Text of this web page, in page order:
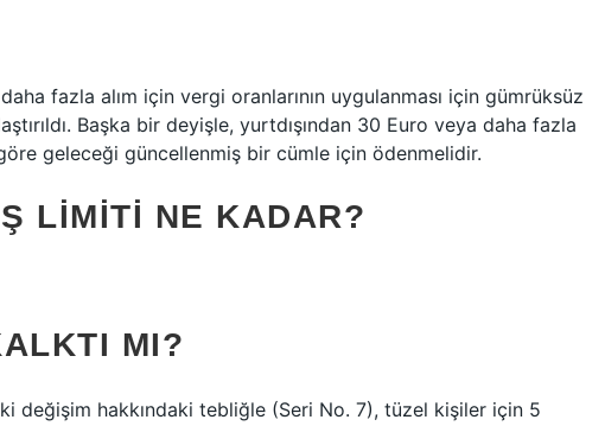
fazla alım için vergi oranlarının uygulanması için gümrüksüz
Başka bir deyişle, yurtdışından 30 Euro veya daha fazla
geleceği güncellenmiş bir cümle için ödenmelidir.
LIMITI NE KADAR?
MI?
değişim hakkındaki tebliğle (Seri No. 7), tüzel kişiler için 5